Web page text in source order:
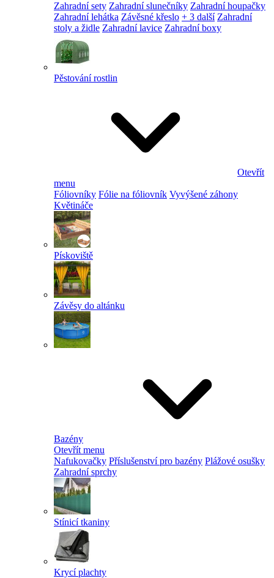
Zahradní sety Zahradní slunečníky Zahradní houpačky
Zahradní lehátka Závěsné křeslo + 3 další Zahradní
stoly a židle Zahradní lavice Zahradní boxy
Pěstování rostlin
Otevřít
menu
Fóliovníky Fólie na fóliovník Vyvýšené záhony
Květináče
Pískoviště
Závěsy do altánku
Bazény
Otevřít menu
Nafukovačky Příslušenství pro bazény Plážové osušky
Zahradní sprchy
Stínicí tkaniny
Krycí plachty